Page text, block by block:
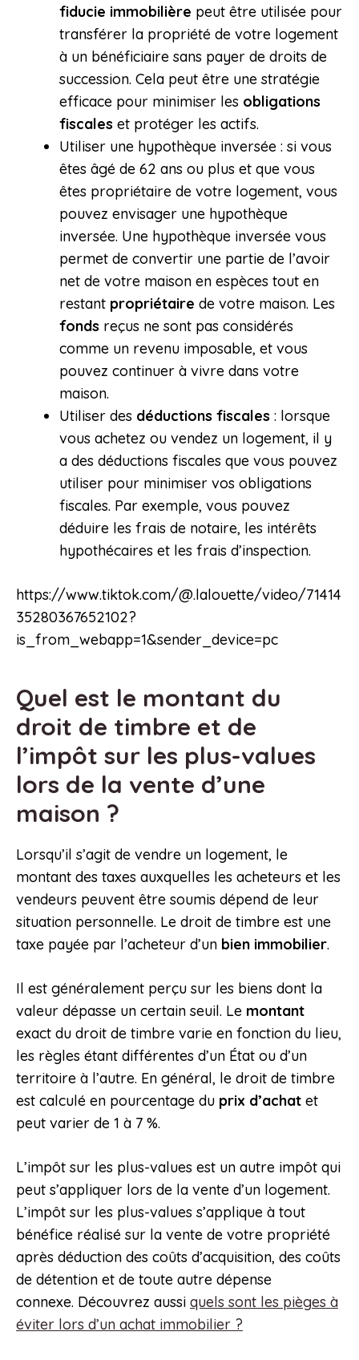
fiducie immobilière peut être utilisée pour
transférer la propriété de votre logement
à un bénéficiaire sans payer de droits de
succession. Cela peut être une stratégie
efficace pour minimiser les obligations
fiscales et protéger les actifs.
Utiliser une hypothèque inversée : si vous
êtes âgé de 62 ans ou plus et que vous
êtes propriétaire de votre logement, vous
pouvez envisager une hypothèque
inversée. Une hypothèque inversée vous
permet de convertir une partie de l’avoir
net de votre maison en espèces tout en
restant propriétaire de votre maison. Les
fonds reçus ne sont pas considérés
comme un revenu imposable, et vous
pouvez continuer à vivre dans votre
maison.
Utiliser des déductions fiscales : lorsque
vous achetez ou vendez un logement, il y
a des déductions fiscales que vous pouvez
utiliser pour minimiser vos obligations
fiscales. Par exemple, vous pouvez
déduire les frais de notaire, les intérêts
hypothécaires et les frais d’inspection.
https://www.tiktok.com/@.lalouette/video/71414
35280367652102?
is_from_webapp=1&sender_device=pc
Quel est le montant du
droit de timbre et de
l’impôt sur les plus-values
lors de la vente d’une
maison ?
Lorsqu’il s’agit de vendre un logement, le
montant des taxes auxquelles les acheteurs et les
vendeurs peuvent être soumis dépend de leur
situation personnelle. Le droit de timbre est une
taxe payée par l’acheteur d’un bien immobilier.
Il est généralement perçu sur les biens dont la
valeur dépasse un certain seuil. Le montant
exact du droit de timbre varie en fonction du lieu,
les règles étant différentes d’un État ou d’un
territoire à l’autre. En général, le droit de timbre
est calculé en pourcentage du prix d’achat et
peut varier de 1 à 7 %.
L’impôt sur les plus-values est un autre impôt qui
peut s’appliquer lors de la vente d’un logement.
L’impôt sur les plus-values s’applique à tout
bénéfice réalisé sur la vente de votre propriété
après déduction des coûts d’acquisition, des coûts
de détention et de toute autre dépense
connexe. Découvrez aussi quels sont les pièges à
éviter lors d’un achat immobilier ?